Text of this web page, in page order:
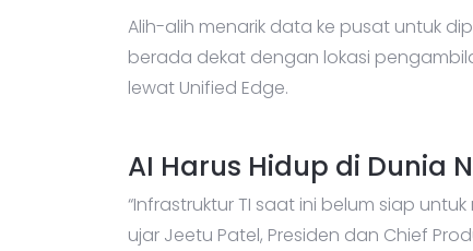
Alih-alih menarik data ke pusat untuk
berada dekat dengan lokasi
lewat Unified Edge.
AI Harus Hidup di Dunia
“Infrastruktur TI saat ini belum siap
ujar Jeetu Patel, Presiden dan Chief